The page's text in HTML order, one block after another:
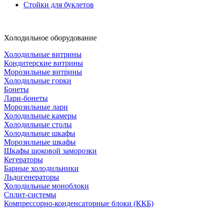
Стойки для буклетов
Холодильное оборудование
Холодильные витрины
Кондитерские витрины
Морозильные витрины
Холодильные горки
Бонеты
Лари-бонеты
Морозильные лари
Холодильные камеры
Холодильные столы
Холодильные шкафы
Морозильные шкафы
Шкафы шоковой заморозки
Кегераторы
Барные холодильники
Льдогенераторы
Холодильные моноблоки
Сплит-системы
Компрессорно-конденсаторные блоки (ККБ)